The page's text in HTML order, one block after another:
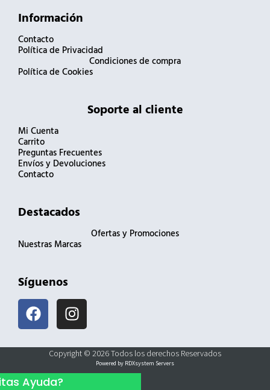
Información
Contacto
Política de Privacidad
Condiciones de compra
Política de Cookies
Soporte al cliente
Mi Cuenta
Carrito
Preguntas Frecuentes
Envíos y Devoluciones
Contacto
Destacados
Ofertas y Promociones
Nuestras Marcas
Síguenos
F
a
e
o
I
n
t
Copyright © 2026 Todos los derechos Reservados
Powered by RDXsystem Servers
Ayuda?